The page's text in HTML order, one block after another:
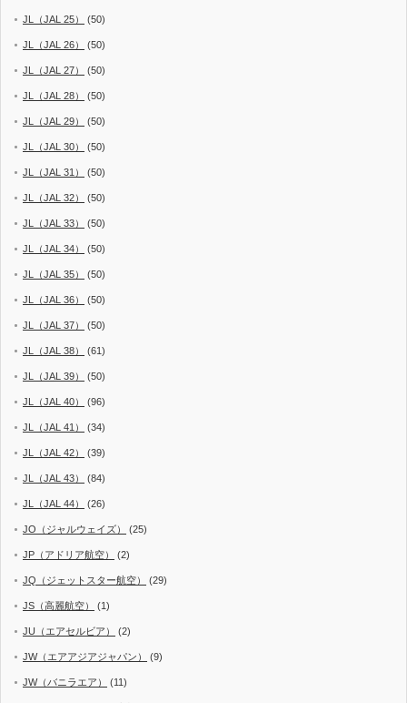
JL（JAL 25） (50)
JL（JAL 26） (50)
JL（JAL 27） (50)
JL（JAL 28） (50)
JL（JAL 29） (50)
JL（JAL 30） (50)
JL（JAL 31） (50)
JL（JAL 32） (50)
JL（JAL 33） (50)
JL（JAL 34） (50)
JL（JAL 35） (50)
JL（JAL 36） (50)
JL（JAL 37） (50)
JL（JAL 38） (61)
JL（JAL 39） (50)
JL（JAL 40） (96)
JL（JAL 41） (34)
JL（JAL 42） (39)
JL（JAL 43） (84)
JL（JAL 44） (26)
JO（ジャルウェイズ） (25)
JP（アドリア航空） (2)
JQ（ジェットスター航空） (29)
JS（高麗航空） (1)
JU（エアセルビア） (2)
JW（エアアジアジャパン） (9)
JW（バニラエア） (11)